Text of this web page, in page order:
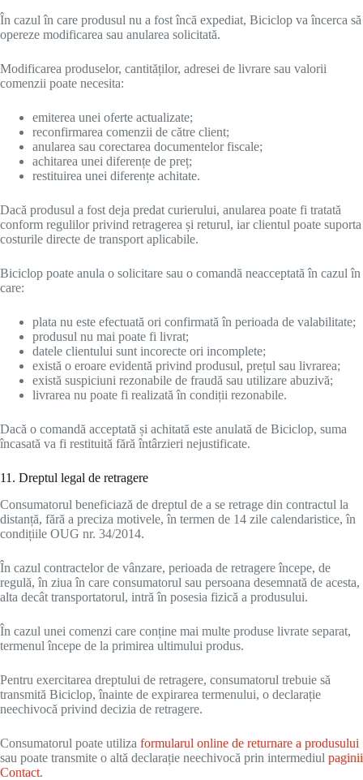
În cazul în care produsul nu a fost încă expediat, Biciclop va încerca să
opereze modificarea sau anularea solicitată.
Modificarea produselor, cantităților, adresei de livrare sau valorii
comenzii poate necesita:
emiterea unei oferte actualizate;
reconfirmarea comenzii de către client;
anularea sau corectarea documentelor fiscale;
achitarea unei diferențe de preț;
restituirea unei diferențe achitate.
Dacă produsul a fost deja predat curierului, anularea poate fi tratată
conform regulilor privind retragerea și returul, iar clientul poate suporta
costurile directe de transport aplicabile.
Biciclop poate anula o solicitare sau o comandă neacceptată în cazul în
care:
plata nu este efectuată ori confirmată în perioada de valabilitate;
produsul nu mai poate fi livrat;
datele clientului sunt incorecte ori incomplete;
există o eroare evidentă privind produsul, prețul sau livrarea;
există suspiciuni rezonabile de fraudă sau utilizare abuzivă;
livrarea nu poate fi realizată în condiții rezonabile.
Dacă o comandă acceptată și achitată este anulată de Biciclop, suma
încasată va fi restituită fără întârzieri nejustificate.
11. Dreptul legal de retragere
Consumatorul beneficiază de dreptul de a se retrage din contractul la
distanță, fără a preciza motivele, în termen de 14 zile calendaristice, în
condițiile OUG nr. 34/2014.
În cazul contractelor de vânzare, perioada de retragere începe, de
regulă, în ziua în care consumatorul sau persoana desemnată de acesta,
alta decât transportatorul, intră în posesia fizică a produsului.
În cazul unei comenzi care conține mai multe produse livrate separat,
termenul începe de la primirea ultimului produs.
Pentru exercitarea dreptului de retragere, consumatorul trebuie să
transmită Biciclop, înainte de expirarea termenului, o declarație
neechivocă privind decizia de retragere.
Consumatorul poate utiliza formularul online de returnare a produsului
sau poate transmite o altă declarație neechivocă prin intermediul paginii
Contact.